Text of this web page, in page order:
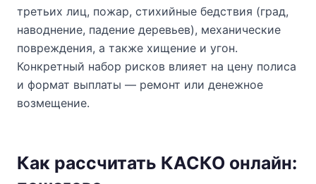
третьих лиц, пожар, стихийные бедствия (град,
наводнение, падение деревьев), механические
повреждения, а также хищение и угон.
Конкретный набор рисков влияет на цену полиса
и формат выплаты — ремонт или денежное
возмещение.
Как рассчитать КАСКО онлайн: